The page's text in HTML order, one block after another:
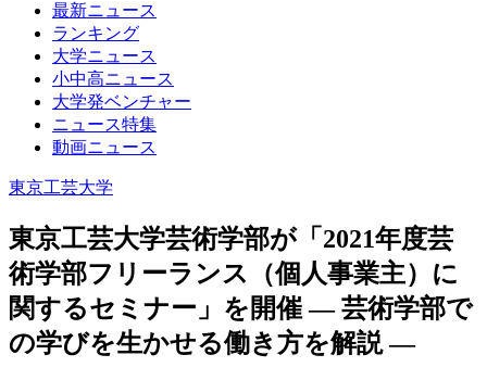
最新ニュース
ランキング
大学ニュース
小中高ニュース
大学発ベンチャー
ニュース特集
動画ニュース
東京工芸大学
東京工芸大学芸術学部が「2021年度芸
術学部フリーランス（個人事業主）に
関するセミナー」を開催 — 芸術学部で
の学びを生かせる働き方を解説 —